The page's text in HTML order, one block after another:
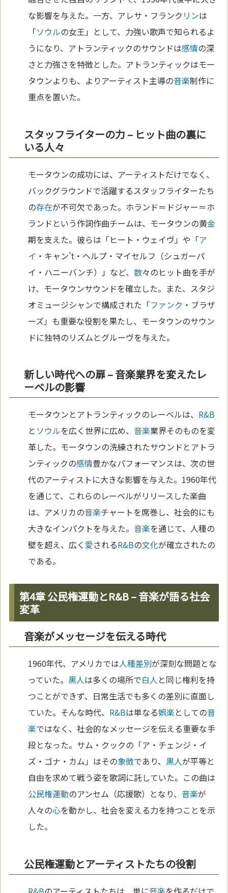
な影響を与えた。一方、アレサ・フランク リンは
「ソウルの女王」として、力強い歌声で知られるよ
うになり、アトランティックのサウンドは感情の深
さと力強さを特徴とした。アトランティックはモー
タウンよりも、よりアーティスト主導の音楽制作に
重点を置いた。
スタッフライターの力 – ヒット曲の裏に
いる人々
モータウンの成功には、アーティストだけでなく、
バックグラウンドで活躍するスタッフライターたち
の存在が不可欠であった。ホランド＝ドジャー＝ホ
ランドという作詞作曲チームは、モータウンの黄金
期を支えた。彼らは「ヒート・ウェイヴ」や「ア
イ ・キャン’t・ヘルプ・マイセルフ（シュガーパ
イ・ハニーバンチ）」など、数々のヒット曲を手が
け、モータウンサウンドを確立した。また、スタジ
オミュージシャンで構成された「ファンク ・ブラザ
ーズ」も重要な役割を果たし、モータウンのサウン
ドに独特のリズムとグルーヴを与えた。
新しい時代への扉 – 音楽業界を変えたレ
ーベルの影響
モータウンとアトランティックのレーベルは、 R&B
と ソウルを広く世界に広め、音楽業界そのものを変
革した。モータウンの洗練されたサウンドとアトラ
ンティックの感情豊かなパフォーマンスは、次の世
代のアーティストに大きな影響を与えた。1960年代
を通じて、これらのレーベルがリリースした楽曲
は、アメリカの音楽チャートを席巻し、社会的にも
大きなインパクトを与えた。音楽を通じて、人種の
壁を超え、広く 愛されるR&Bの文化が確立されたの
である。
第4章 公民権運動とR&B – 音楽が語る社会
変革
音楽がメッセージを伝える時代
1960年代、アメリカでは人種差別が深刻な問題とな
っていた。 黒人は多くの場所で白人と同じ権利を持
つことができず、日常生活でも多くの差別に直面し
ていた。そんな時代、 R&Bは単なる娯楽としての音
楽ではなく、社会的なメッセージを伝える重要な手
段となった。サム・クックの「ア・チェンジ・イ
ズ・ゴナ・カム」はその象徴であり、 黒人が平等と
自由を求めて戦う姿を歌詞に託していた。この曲は
公民権運動のアンセム（応援歌）となり、音楽が
人々の心を動かし、社会を変える力を持つことを示
した。
公民権運動とアーティストたちの役割